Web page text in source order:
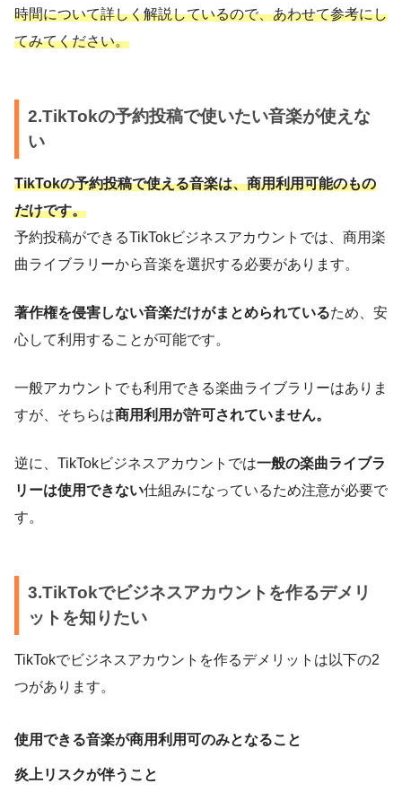
時間について詳しく解説しているので、あわせて参考にし
てみてください。
2.TikTokの予約投稿で使いたい音楽が使えな
い
TikTokの予約投稿で使える音楽は、商用利用可能のもの
だけです。
予約投稿ができるTikTokビジネスアカウントでは、商用楽
曲ライブラリーから音楽を選択する必要があります。
著作権を侵害しない音楽だけがまとめられているため、安
心して利用することが可能です。
一般アカウントでも利用できる楽曲ライブラリーはありま
すが、そちらは商用利用が許可されていません。
逆に、TikTokビジネスアカウントでは一般の楽曲ライブラ
リーは使用できない仕組みになっているため注意が必要で
す。
3.TikTokでビジネスアカウントを作るデメリ
ットを知りたい
TikTokでビジネスアカウントを作るデメリットは以下の2
つがあります。
使用できる音楽が商用利用可のみとなること
炎上リスクが伴うこと